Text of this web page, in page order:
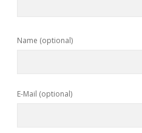
Name (optional)
E-Mail (optional)